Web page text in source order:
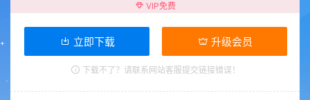
VIP免费
立即下载 升级会员
下载不了？请联系网站客服提交链接错误！